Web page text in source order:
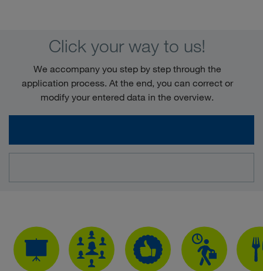
Click your way to us!
We accompany you step by step through the
application process. At the end, you can correct or
modify your entered data in the overview.